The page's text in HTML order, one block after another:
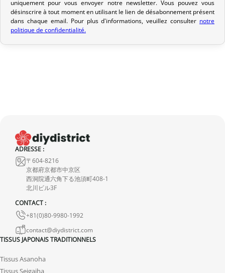
plusieurs options de livraison pour répondre à vos besoins.
le montant de votre commande, hors frais d’expédition initiaux.
Aucun remboursement ne sera effectué pour des produits
endommagés.
En cas de défaut de notre part, contactez-nous dans les 72 heures
avec photos ou vidéo, afin que nous trouvions ensemble une
solution rapide et adaptée.
uniquement pour vous envoyer notre newsletter. Vous pouvez vous
désinscrire à tout moment en utilisant le lien de désabonnement présent
dans chaque email. Pour plus d'informations, veuillez consulter notre
politique de confidentialité.
ADRESSE :
〒604-8216
京都府京都市中京区
西洞院通六角下る池須町408-1
北川ビル3F
CONTACT :
+81(0)80-9980-1992
contact@diydistrict.com
TISSUS JAPONAIS TRADITIONNELS
Tissus Asanoha
Tissus Seigaiha